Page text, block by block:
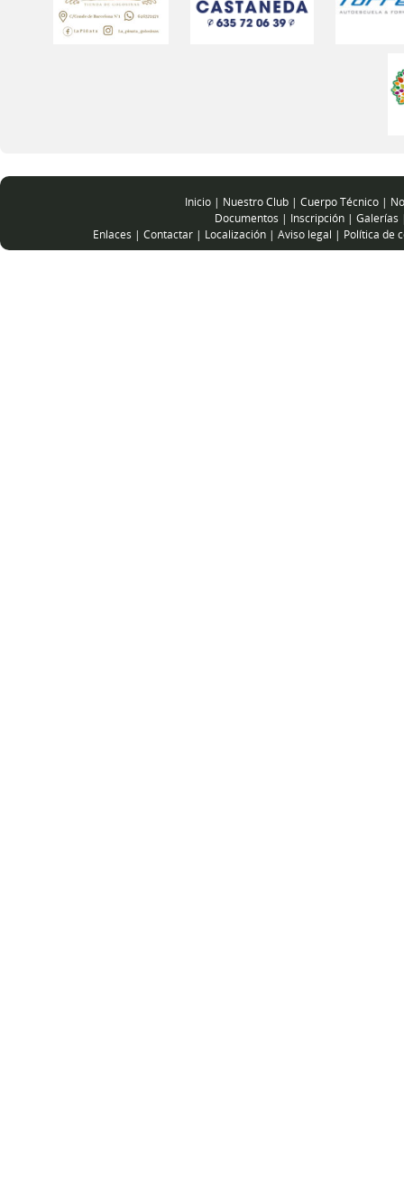
Inicio | Nuestro Club | Cuerpo Técnico |
Documentos | Inscripción | Galerías
Enlaces | Contactar | Localización | Aviso legal | Política de